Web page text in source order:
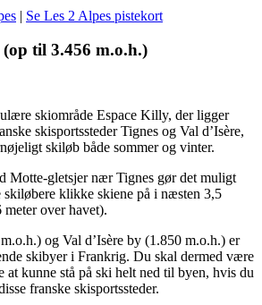
| Se Les 2 Alpes pistekort
(op til 3.456 m.o.h.)
skiområde Espace Killy, der ligger
skisportssteder Tignes og Val d’Isère,
skiløb både sommer og vinter.
Motte-gletsjer nær Tignes gør det muligt
klikke skiene på i næsten 3,5
over havet).
og Val d’Isère by (1.850 m.o.h.) er
skibyer i Frankrig. Du skal dermed være
kunne stå på ski helt ned til byen, hvis du
franske skisportssteder.